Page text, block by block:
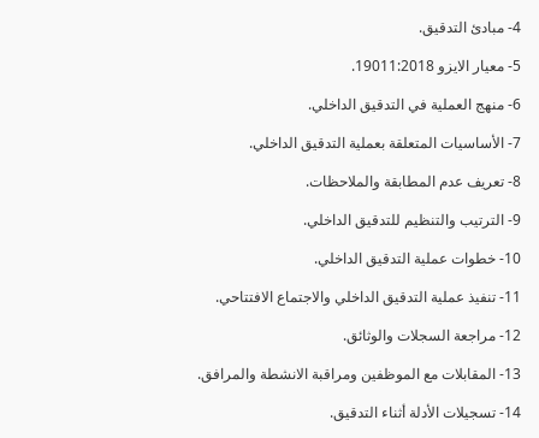
4- مبادئ التدقيق.
5- معيار الايزو 19011:2018.
6- منهج العملية في التدقيق الداخلي.
7- الأساسيات المتعلقة بعملية التدقيق الداخلي.
8- تعريف عدم المطابقة والملاحظات.
9- الترتيب والتنظيم للتدقيق الداخلي.
10- خطوات عملية التدقيق الداخلي.
11- تنفيذ عملية التدقيق الداخلي والاجتماع الافتتاحي.
12- مراجعة السجلات والوثائق.
13- المقابلات مع الموظفين ومراقبة الانشطة والمرافق.
14- تسجيلات الأدلة أثناء التدقيق.